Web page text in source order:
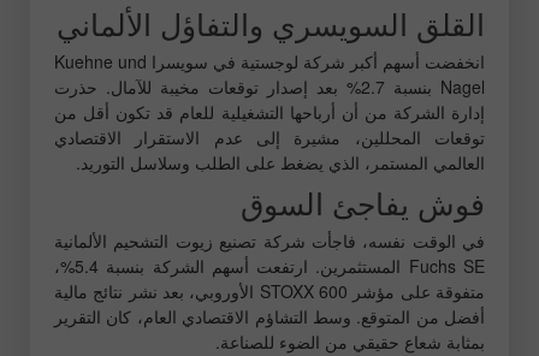
القلق السويسري والتفاؤل الألماني
انخفضت أسهم أكبر شركة لوجستية في سويسرا Kuehne und
Nagel بنسبة 2.7% بعد إصدار توقعات مخيبة للآمال. حذرت
إدارة الشركة من أن أرباحها التشغيلية للعام قد تكون أقل من
توقعات المحللين، مشيرة إلى عدم الاستقرار الاقتصادي
العالمي المستمر، الذي يضغط على الطلب وسلاسل التوريد.
فوش يفاجئ السوق
في الوقت نفسه، فاجأت شركة تصنيع زيوت التشحيم الألمانية
Fuchs SE المستثمرين. ارتفعت أسهم الشركة بنسبة 5.4%،
متفوقة على مؤشر STOXX 600 الأوروبي، بعد نشر نتائج مالية
أفضل من المتوقع. وسط التشاؤم الاقتصادي العام، كان التقرير
بمثابة شعاع حقيقي من الضوء للصناعة.